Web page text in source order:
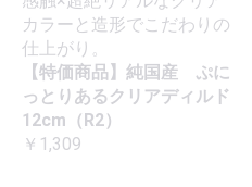
カラーと造形でこだわりの
仕上がり。
【特価商品】純国産 ぷに
っとりあるクリアディルド
12cm（R2）
￥1,309